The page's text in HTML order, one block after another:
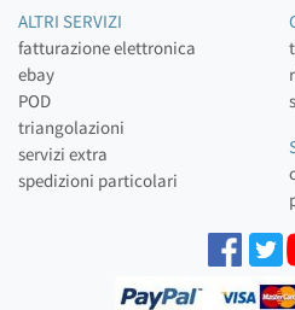
ALTRI SERVIZI
fatturazione elettronica
ebay
POD
triangolazioni
servizi extra
spedizioni particolari